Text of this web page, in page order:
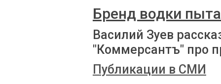
Бренд водки
Василий Зуев
"Коммерсантъ" про
Публикации в СМИ